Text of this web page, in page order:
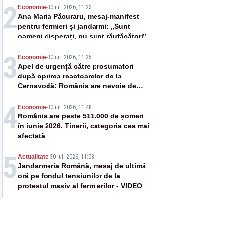
2 Economie-30 iul. 2026, 11:23
Ana Maria Păcuraru, mesaj-manifest
pentru fermieri și jandarmi: „Sunt
oameni disperați, nu sunt răufăcători”
3 Economie-30 iul. 2026, 11:25
Apel de urgență către prosumatori
după oprirea reactoarelor de la
Cernavodă: România are nevoie de
energie
4 Economie-30 iul. 2026, 11:48
România are peste 511.000 de șomeri
în iunie 2026. Tinerii, categoria cea mai
afectată
5 Actualitate-30 iul. 2026, 11:08
Jandarmeria Română, mesaj de ultimă
oră pe fondul tensiunilor de la
protestul masiv al fermierilor - VIDEO